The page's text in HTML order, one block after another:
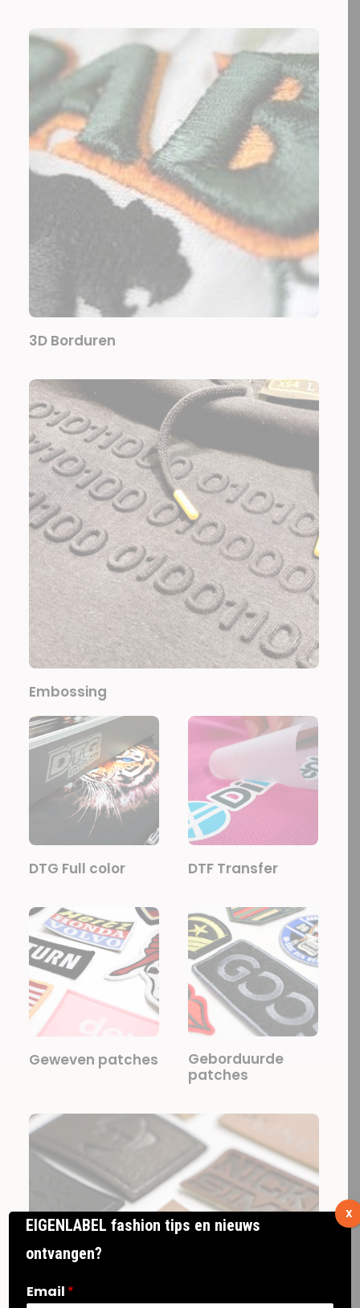
3D Borduren
Embossing
DTG Full color DTF Transfer
Geweven patches
Geborduurde
patches
EIGENLABEL fashion tips en nieuws
ontvangen?
Email *
X